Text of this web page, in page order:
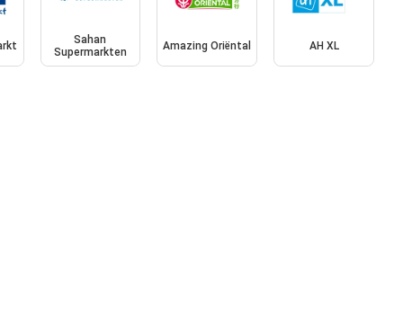
Sahan
Supermarkten
Amazing Oriëntal AH XL